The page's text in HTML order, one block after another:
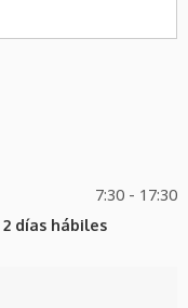
7:30 - 17:30
días hábiles